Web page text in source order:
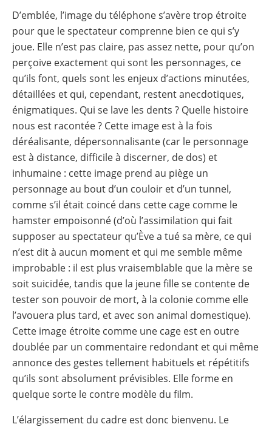
D’emblée, l’image du téléphone s’avère trop étroite
pour que le spectateur comprenne bien ce qui s’y
joue. Elle n’est pas claire, pas assez nette, pour qu’on
perçoive exactement qui sont les personnages, ce
qu’ils font, quels sont les enjeux d’actions minutées,
détaillées et qui, cependant, restent anecdotiques,
énigmatiques. Qui se lave les dents ? Quelle histoire
nous est racontée ? Cette image est à la fois
déréalisante, dépersonnalisante (car le personnage
est à distance, difficile à discerner, de dos) et
inhumaine : cette image prend au piège un
personnage au bout d’un couloir et d’un tunnel,
comme s’il était coincé dans cette cage comme le
hamster empoisonné (d’où l’assimilation qui fait
supposer au spectateur qu’Ève a tué sa mère, ce qui
n’est dit à aucun moment et qui me semble même
improbable : il est plus vraisemblable que la mère se
soit suicidée, tandis que la jeune fille se contente de
tester son pouvoir de mort, à la colonie comme elle
l’avouera plus tard, et avec son animal domestique).
Cette image étroite comme une cage est en outre
doublée par un commentaire redondant et qui même
annonce des gestes tellement habituels et répétitifs
qu’ils sont absolument prévisibles. Elle forme en
quelque sorte le contre modèle du film.
L’élargissement du cadre est donc bienvenu. Le